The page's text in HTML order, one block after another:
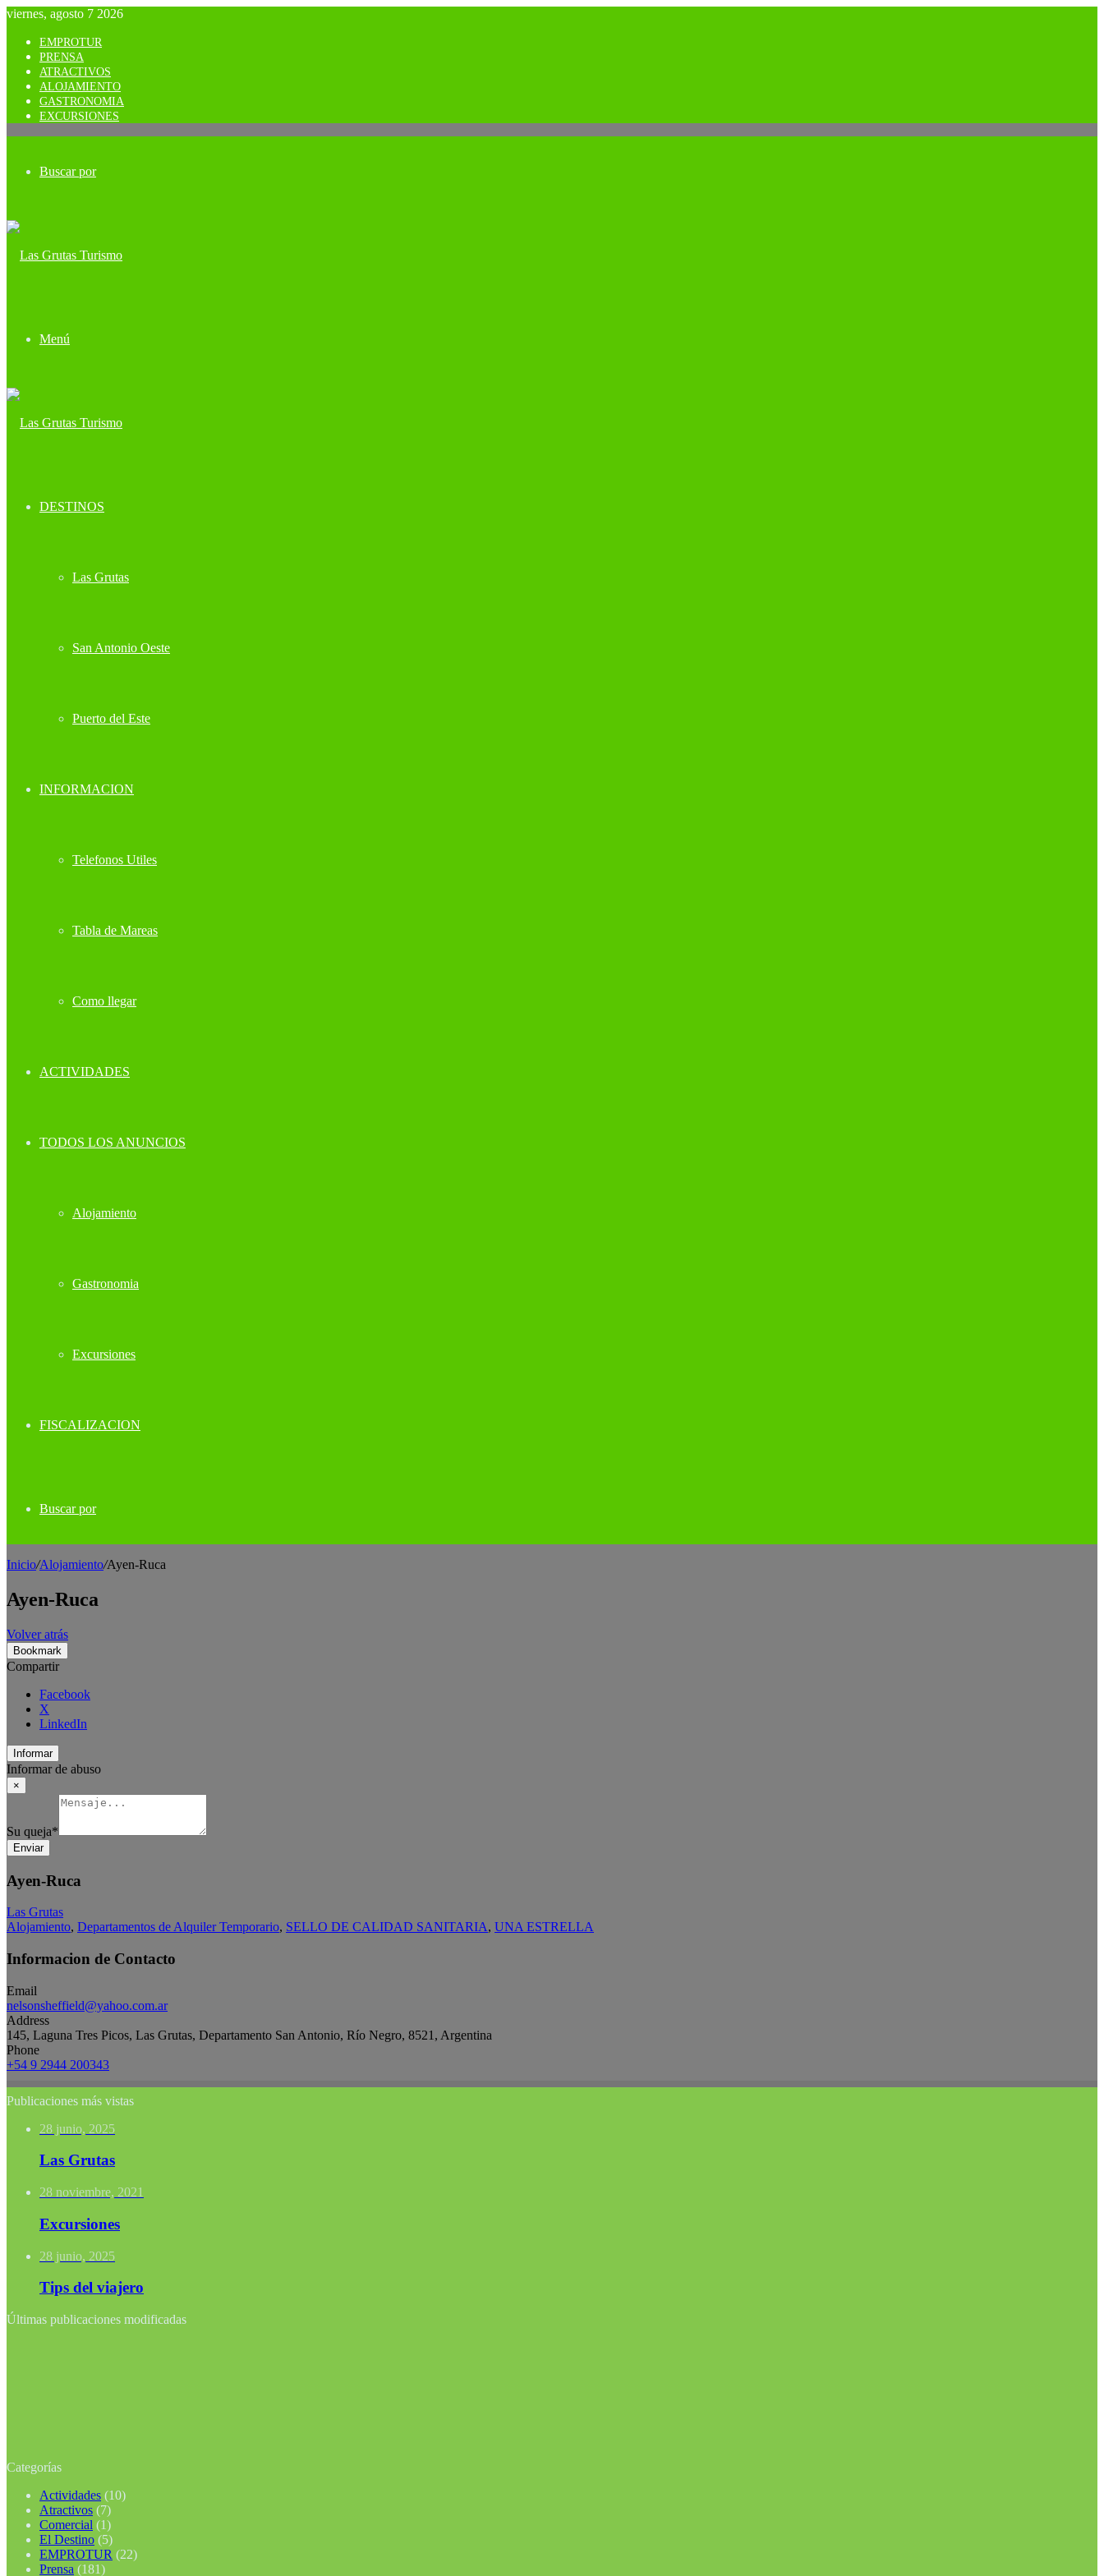
viernes, agosto 7 2026
EMPROTUR
PRENSA
ATRACTIVOS
ALOJAMIENTO
GASTRONOMIA
EXCURSIONES
Buscar por
Menú
DESTINOS
Las Grutas
San Antonio Oeste
Puerto del Este
INFORMACION
Telefonos Utiles
Tabla de Mareas
Como llegar
ACTIVIDADES
TODOS LOS ANUNCIOS
Alojamiento
Gastronomia
Excursiones
FISCALIZACION
Buscar por
Inicio/Alojamiento/Ayen-Ruca
Ayen-Ruca
Volver atrás
Bookmark
Compartir
Facebook
X
LinkedIn
Informar
Informar de abuso
×
Su queja*
Enviar
Ayen-Ruca
Las Grutas
Alojamiento, Departamentos de Alquiler Temporario, SELLO DE CALIDAD SANITARIA, UNA ESTRELLA
Informacion de Contacto
Email
nelsonsheffield@yahoo.com.ar
Address
145, Laguna Tres Picos, Las Grutas, Departamento San Antonio, Río Negro, 8521, Argentina
Phone
+54 9 2944 200343
Publicaciones más vistas
28 junio, 2025
Las Grutas
28 noviembre, 2021
Excursiones
28 junio, 2025
Tips del viajero
Últimas publicaciones modificadas
Categorías
Actividades (10)
Atractivos (7)
Comercial (1)
El Destino (5)
EMPROTUR (22)
Prensa (181)